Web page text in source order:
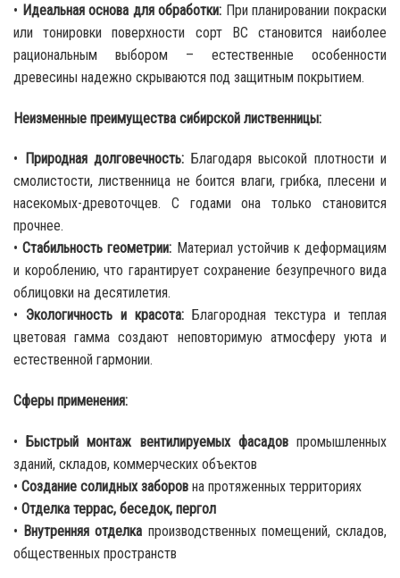
• Идеальная основа для обработки: При планировании покраски
или тонировки поверхности сорт ВС становится наиболее
рациональным выбором – естественные особенности
древесины надежно скрываются под защитным покрытием.
Неизменные преимущества сибирской лиственницы:
• Природная долговечность: Благодаря высокой плотности и
смолистости, лиственница не боится влаги, грибка, плесени и
насекомых-древоточцев. С годами она только становится
прочнее.
•Стабильность геометрии: Материал устойчив к деформациям
и короблению, что гарантирует сохранение безупречного вида
облицовки на десятилетия.
• Экологичность и красота: Благородная текстура и теплая
цветовая гамма создают неповторимую атмосферу уюта и
естественной гармонии.
Сферы применения:
•Быстрый монтаж вентилируемых фасадовпромышленных
зданий, складов, коммерческих объектов
• Создание солидных заборов на протяженных территориях
• Отделка террас, беседок, пергол
• Внутренняя отделка производственных помещений, складов,
общественных пространств